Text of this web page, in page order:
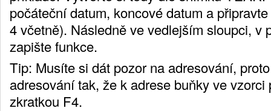
počáteční datum, koncové datum a
4 včetně). Následně ve vedlejším sloupci, v
zapište funkce.
Tip: Musíte si dát pozor na adresování,
adresování tak, že k adrese buňky ve
zkratkou F4.